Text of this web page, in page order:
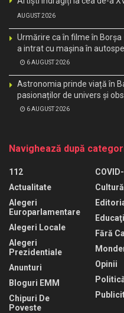
AUGUST 2026
Urmărire ca în filme în
a intrat cu mașina în
6 AUGUST 2026
Astronomia prinde viață în
pasionaților de univers și
6 AUGUST 2026
Navighează după
112
Actualitate
Alegeri
Europarlamentare
Alegeri Locale
Alegeri
Prezidentiale
Anunturi
Bloguri EMM
Chipuri De
Poveste
Cultură
Fără
Opinii